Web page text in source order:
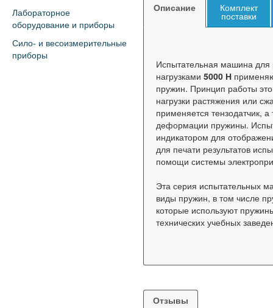
Лабораторное
оборудование и приборы
Сило- и весоизмерительные
приборы
Описание
Комплект
поставки
Испытательная машина
нагрузками 5000 Н
пружин. Принцип работы
нагрузки растяжения или
применяется тензодатчик,
деформации пружины.
индикатором для
для печати результатов
помощи системы
Эта серия испытательных
виды пружин, в том числе
которые используют
технических учебных
Отзывы